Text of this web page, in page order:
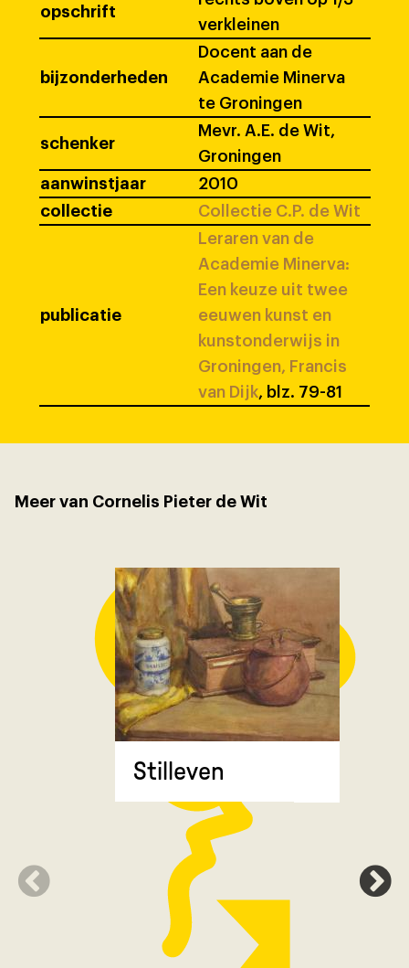
opschrift
verkleinen
bijzonderheden
Docent aan de
Academie Minerva
te Groningen
schenker
Mevr. A.E. de Wit,
Groningen
aanwinstjaar
2010
collectie
Collectie C.P. de Wit
publicatie
Leraren van de
Academie Minerva:
Een keuze uit twee
eeuwen kunst en
kunstonderwijs in
Groningen, Francis
van Dijk, blz. 79-81
Meer van Cornelis Pieter de Wit
Stilleven